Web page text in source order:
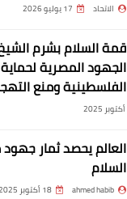
الاتحاد 17 يوليو 2026
قمة السلام بشرم
الجهود المصرية
الفلسطينية ومنع
العالم يحصد ثمار
السلام
ahmed habib 18 أكتوبر 2025